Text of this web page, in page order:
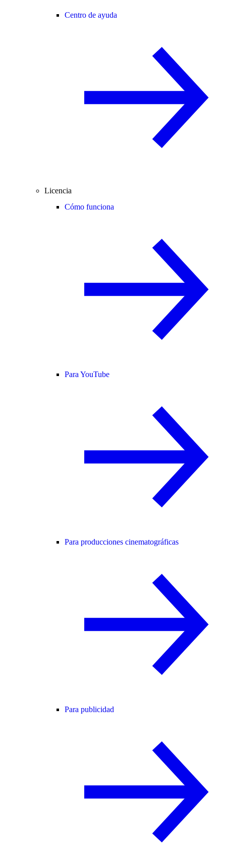
Centro de ayuda
Licencia
Cómo funciona
Para YouTube
Para producciones cinematográficas
Para publicidad